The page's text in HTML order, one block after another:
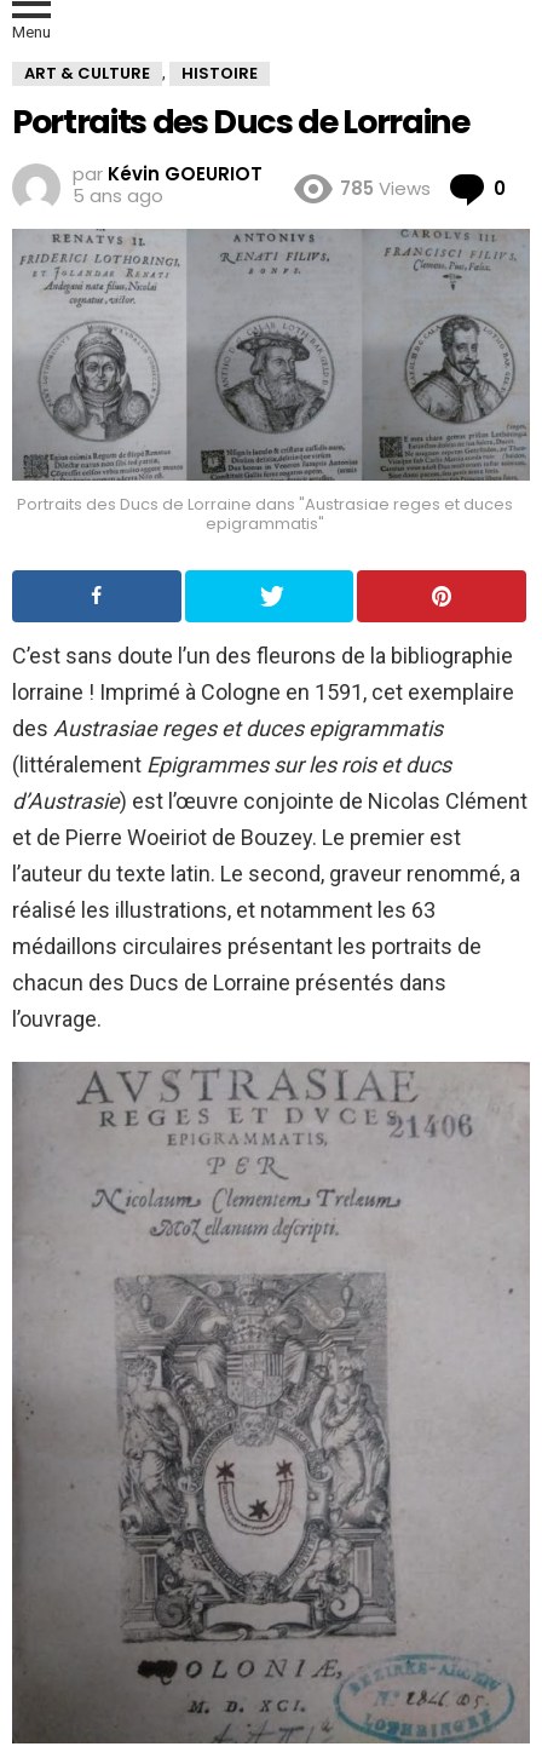
Menu
ART & CULTURE , HISTOIRE
Portraits des Ducs de Lorraine
par Kévin GOEURIOT
5 ans ago
785 Views 0
Portraits des Ducs de Lorraine dans "Austrasiae reges et duces
epigrammatis"
C’est sans doute l’un des fleurons de la bibliographie
lorraine ! Imprimé à Cologne en 1591, cet exemplaire
des Austrasiae reges et duces epigrammatis
(littéralement Epigrammes sur les rois et ducs
d’Austrasie) est l’œuvre conjointe de Nicolas Clément
et de Pierre Woeiriot de Bouzey. Le premier est
l’auteur du texte latin. Le second, graveur renommé, a
réalisé les illustrations, et notamment les 63
médaillons circulaires présentant les portraits de
chacun des Ducs de Lorraine présentés dans
l’ouvrage.